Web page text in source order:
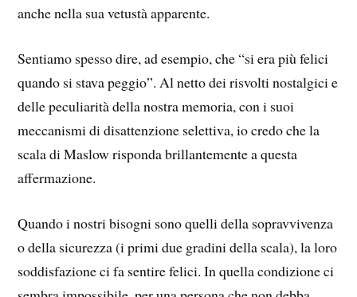
anche nella sua vetustà apparente.
Sentiamo spesso dire, ad esempio, che “si era più felici
quando si stava peggio”. Al netto dei risvolti nostalgici e
delle peculiarità della nostra memoria, con i suoi
meccanismi di disattenzione selettiva, io credo che la
scala di Maslow risponda brillantemente a questa
affermazione.
Quando i nostri bisogni sono quelli della sopravvivenza
o della sicurezza (i primi due gradini della scala), la loro
soddisfazione ci fa sentire felici. In quella condizione ci